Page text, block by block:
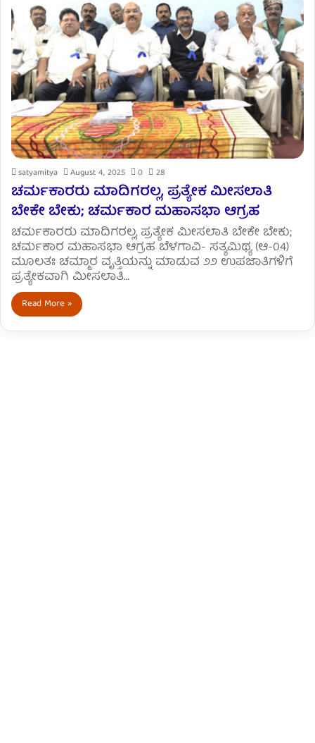
satyamitya August 4, 2025 0 28
ಚರ್ಮಕಾರರು ಮಾದಿಗರಲ್ಲ, ಪ್ರತ್ಯೇಕ ಮೀಸಲಾತಿ
ಬೇಕೇ ಬೇಕು; ಚರ್ಮಕಾರ ಮಹಾಸಭಾ ಆಗ್ರಹ
ಚರ್ಮಕಾರರು ಮಾದಿಗರಲ್ಲ, ಪ್ರತ್ಯೇಕ ಮೀಸಲಾತಿ ಬೇಕೇ ಬೇಕು;
ಚರ್ಮಕಾರ ಮಹಾಸಭಾ ಆಗ್ರಹ ಬೆಳಗಾವಿ- ಸತ್ಯಮಿಥ್ಯ (ಆ-04)
ಮೂಲತಃ ಚಮ್ಮಾರ ವೃತ್ತಿಯನ್ನು ಮಾಡುವ ೨೨ ಉಪಜಾತಿಗಳಿಗೆ
ಪ್ರತ್ಯೇಕವಾಗಿ ಮೀಸಲಾತಿ…
Read More »